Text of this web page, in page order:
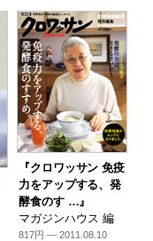
『クロワッサン 免疫
力をアップする、発
酵食のす …』
マガジンハウス 編
817円 — 2011.08.10